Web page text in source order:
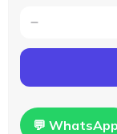
💬 WhatsApp